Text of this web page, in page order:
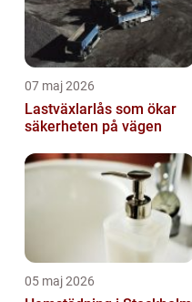
07 maj 2026
Lastväxlarlås som ökar
säkerheten på vägen
05 maj 2026